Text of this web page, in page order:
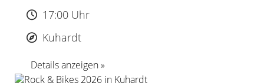
17:00 Uhr
Kuhardt
Details anzeigen »